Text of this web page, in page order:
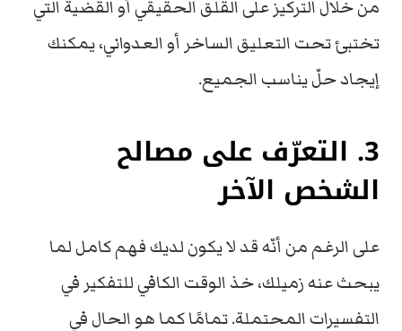
من خلال التركيز على القلق الحقيقي أو القضية التي
تختبئ تحت التعليق الساخر أو العدواني، يمكنك
إيجاد حلّ يناسب الجميع.
3. التعرّف على مصالح
الشخص الآخر
على الرغم من أنّه قد لا يكون لديك فهم كامل لما
يبحث عنه زميلك، خذ الوقت الكافي للتفكير في
التفسيرات المحتملة. تمامًا كما هو الحال في